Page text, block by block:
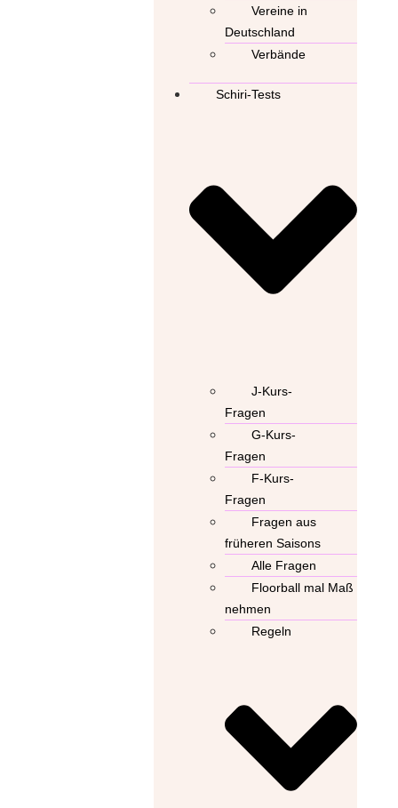
Vereine in
Deutschland
Verbände
Schiri-Tests
J-Kurs-
Fragen
G-Kurs-
Fragen
F-Kurs-
Fragen
Fragen aus
früheren Saisons
Alle Fragen
Floorball mal Maß
nehmen
Regeln